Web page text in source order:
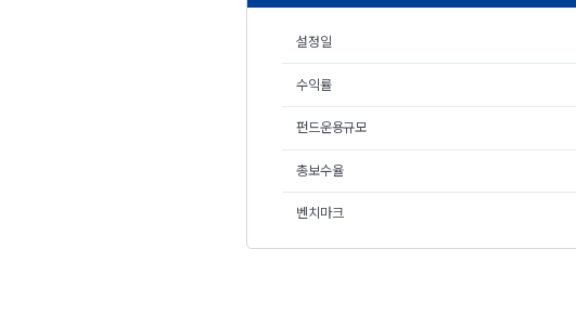
설정일
수익률
펀드운용규모
총보수율
벤치마크